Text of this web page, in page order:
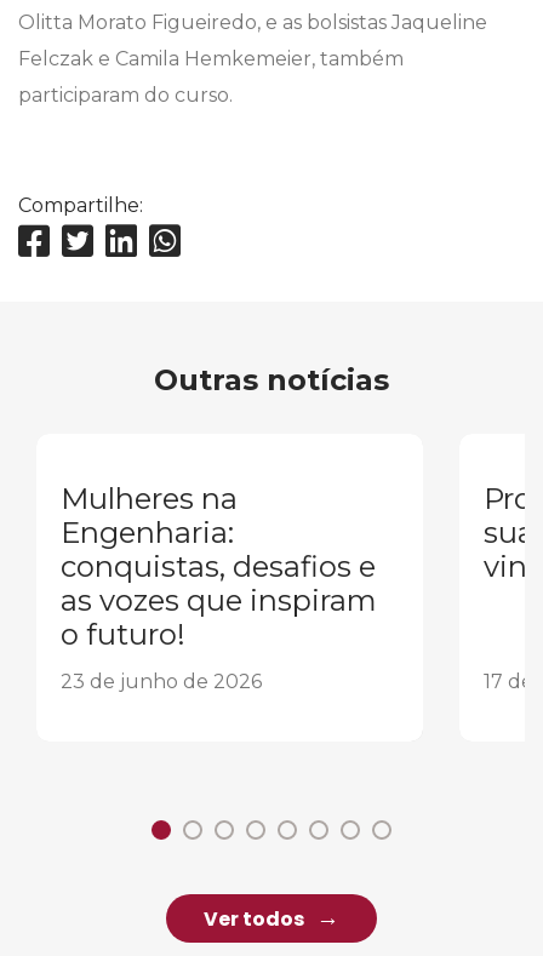
Olitta Morato Figueiredo, e as bolsistas Jaqueline
Felczak e Camila Hemkemeier, também
participaram do curso.
Compartilhe:
Outras notícias
Mulheres na
Engenharia:
conquistas, desafios e
as vozes que inspiram
o futuro!
23 de junho de 2026
sua
17 de
Ver todos